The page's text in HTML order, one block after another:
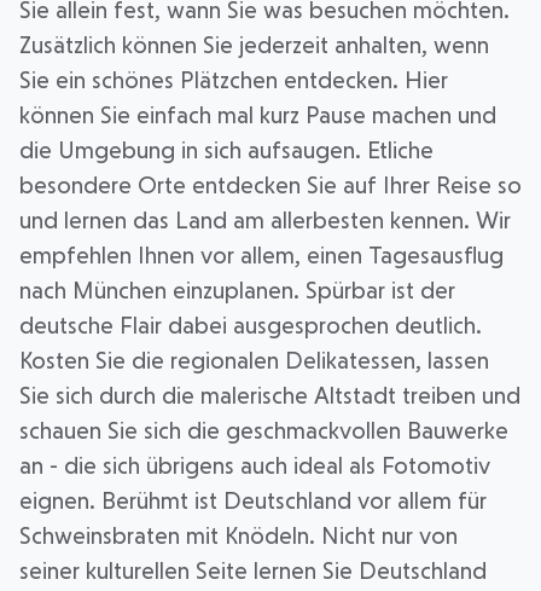
Sie allein fest, wann Sie was besuchen möchten.
Zusätzlich können Sie jederzeit anhalten, wenn
Sie ein schönes Plätzchen entdecken. Hier
können Sie einfach mal kurz Pause machen und
die Umgebung in sich aufsaugen. Etliche
besondere Orte entdecken Sie auf Ihrer Reise so
und lernen das Land am allerbesten kennen. Wir
empfehlen Ihnen vor allem, einen Tagesausflug
nach München einzuplanen. Spürbar ist der
deutsche Flair dabei ausgesprochen deutlich.
Kosten Sie die regionalen Delikatessen, lassen
Sie sich durch die malerische Altstadt treiben und
schauen Sie sich die geschmackvollen Bauwerke
an - die sich übrigens auch ideal als Fotomotiv
eignen. Berühmt ist Deutschland vor allem für
Schweinsbraten mit Knödeln. Nicht nur von
seiner kulturellen Seite lernen Sie Deutschland